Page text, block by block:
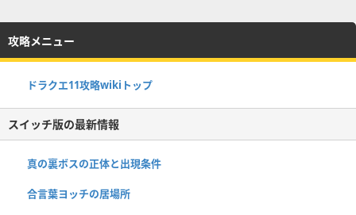
攻略メニュー
ドラクエ11攻略wikiトップ
スイッチ版の最新情報
真の裏ボスの正体と出現条件
合言葉ヨッチの居場所